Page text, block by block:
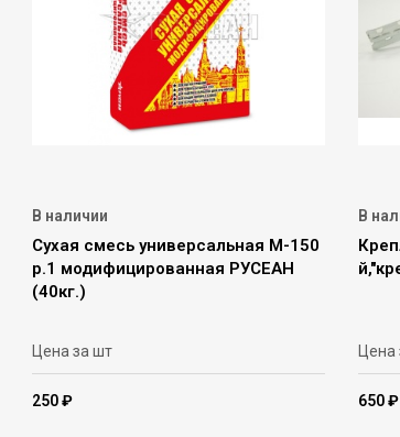
В наличии
Сухая смесь универсальная М-150
р.1 модифицированная РУСЕАН
(40кг.)
Цена за шт
250 ₽
В
Цена
650 ₽